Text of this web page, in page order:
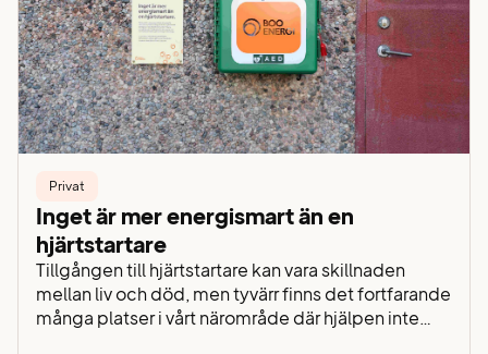
Privat
Inget är mer energismart än en
hjärtstartare
Tillgången till hjärtstartare kan vara skillnaden
mellan liv och död, men tyvärr finns det fortfarande
många platser i vårt närområde där hjälpen inte